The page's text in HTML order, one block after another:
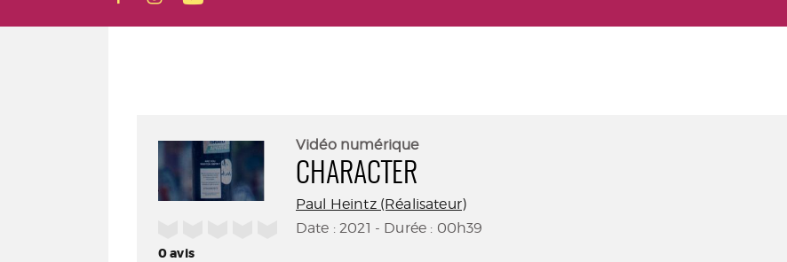
0avis
Vidéo numérique
CHARACTER
Paul Heintz (Réalisateur)
Date : 2021 - Durée : 00h39